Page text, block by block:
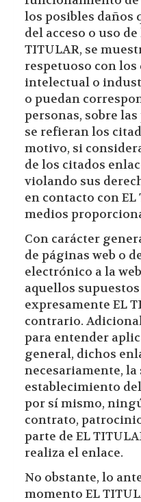
los posibles daños
del acceso o uso
TITULAR, se
respetuoso con
intelectual o
o puedan
personas, sobre
se refieran los
motivo, si
de los citados
violando sus
en contacto con EL
medios
Con carácter
de páginas web o
electrónico a la
aquellos
expresamente EL
contrario.
para entender
general, dichos
necesariamente,
establecimiento
por sí mismo,
contrato,
parte de EL
realiza el enlace.
No obstante, lo
momento EL